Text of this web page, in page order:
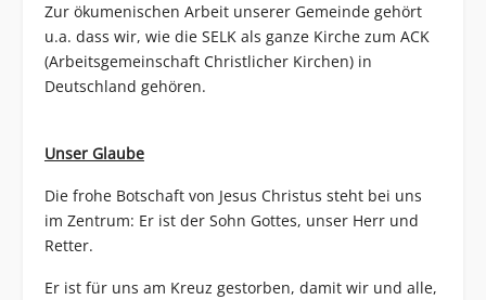
Zur ökumenischen Arbeit unserer Gemeinde gehört
u.a. dass wir, wie die SELK als ganze Kirche zum ACK
(Arbeitsgemeinschaft Christlicher Kirchen) in
Deutschland gehören.
Unser Glaube
Die frohe Botschaft von Jesus Christus steht bei uns
im Zentrum: Er ist der Sohn Gottes, unser Herr und
Retter.
Er ist für uns am Kreuz gestorben, damit wir und alle,